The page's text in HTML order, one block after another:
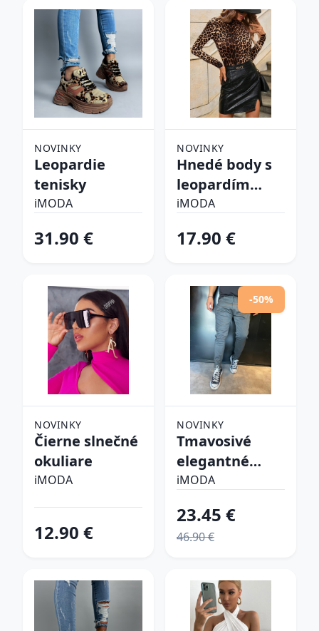
NOVINKY
Leopardie
tenisky
iMODA
31.90 €
NOVINKY
Hnedé body s
leopardím
vzorom
iMODA
17.90 €
NOVINKY
Čierne slnečné
okuliare
iMODA
12.90 €
-50%
NOVINKY
Tmavosivé
elegantné
nohavice
iMODA
23.45 €
46.90 €